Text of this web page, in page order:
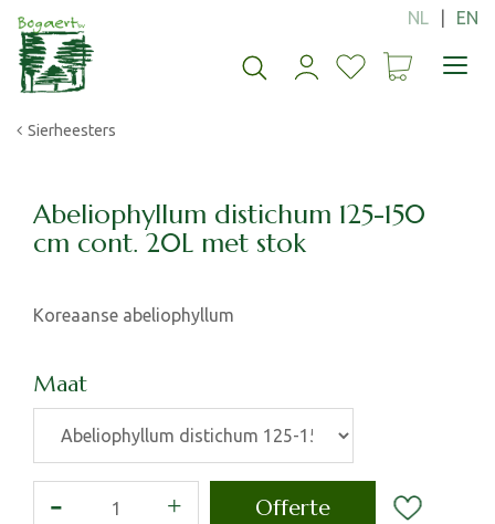
Sierheesters
Abeliophyllum distichum 125-150
cm cont. 20L met stok
Koreaanse abeliophyllum
Maat